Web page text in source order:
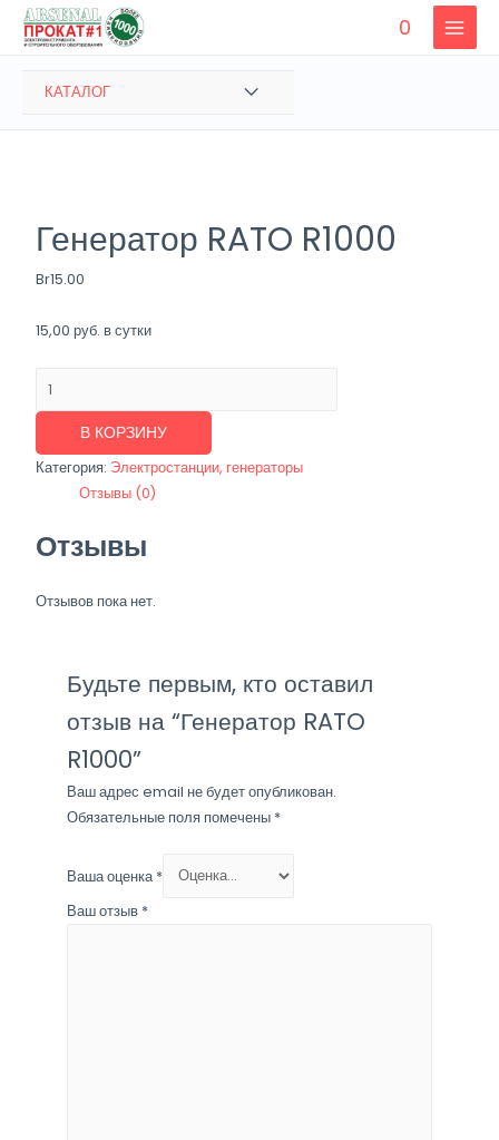
Перейти
0
MAIN
КАТАЛОГ ПЕРЕКЛЮЧАТЕЛЬ
Генератор RATO R1000
Br15.00
15,00 руб. в сутки
Генератор
RATO
В КОРЗИНУ
Категория: Электростанции, генераторы
Отзывы (0)
Отзывы
Отзывов пока нет.
Будьте первым, кто оставил
отзыв на “Генератор RATO
R1000”
Ваш адрес email не будет опубликован.
Обязательные поля помечены *
Ваша оценка *
Ваш отзыв *